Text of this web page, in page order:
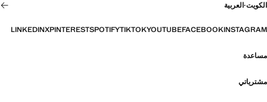
الكويت·العربية
INSTAGRAM
FACEBOOK
YOUTUBE
TIKTOK
SPOTIFY
PINTEREST
X
LINKEDIN
مساعدة
مشترياتي